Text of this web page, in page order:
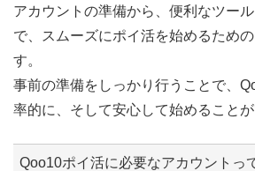
アカウントの準備から、便利なツー
で、スムーズにポイ活を始めるため
す。
事前の準備をしっかり行うことで、
率的に、そして安心して始めることが
Qoo10ポイ活に必要なアカウントっ